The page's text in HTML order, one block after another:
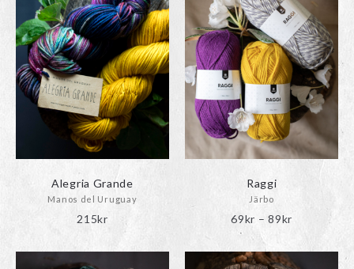
Alegria Grande
Manos del Uruguay
215kr
Raggi
Järbo
69kr – 89kr
till